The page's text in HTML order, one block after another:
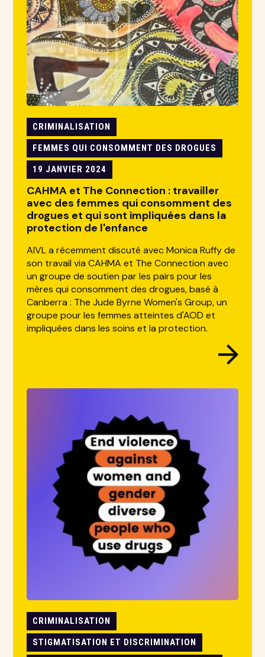
CRIMINALISATION
FEMMES QUI CONSOMMENT DES DROGUES
19 JANVIER 2024
CAHMA et The Connection : travailler
avec des femmes qui consomment des
drogues et qui sont impliquées dans la
protection de l'enfance
AIVL a récemment discuté avec Monica Ruffy de
son travail via CAHMA et The Connection avec
un groupe de soutien par les pairs pour les
mères qui consomment des drogues, basé à
Canberra : The Jude Byrne Women's Group, un
groupe pour les femmes atteintes d'AOD et
impliquées dans les soins et la protection.
CRIMINALISATION
STIGMATISATION ET DISCRIMINATION